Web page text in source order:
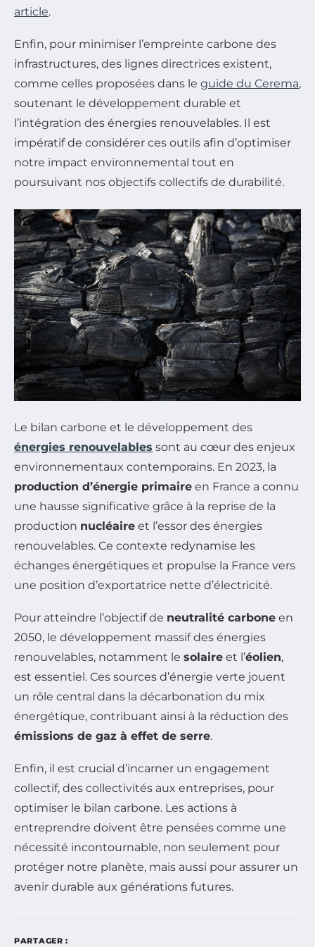
article.
Enfin, pour minimiser l’empreinte carbone des
infrastructures, des lignes directrices existent,
comme celles proposées dans le guide du Cerema,
soutenant le développement durable et
l’intégration des énergies renouvelables. Il est
impératif de considérer ces outils afin d’optimiser
notre impact environnemental tout en
poursuivant nos objectifs collectifs de durabilité.
Le bilan carbone et le développement des
énergies renouvelables sont au cœur des enjeux
environnementaux contemporains. En 2023, la
production d’énergie primaire en France a connu
une hausse significative grâce à la reprise de la
production nucléaire et l’essor des énergies
renouvelables. Ce contexte redynamise les
échanges énergétiques et propulse la France vers
une position d’exportatrice nette d’électricité.
Pour atteindre l’objectif de neutralité carbone en
2050, le développement massif des énergies
renouvelables, notamment le solaire et l’éolien,
est essentiel. Ces sources d’énergie verte jouent
un rôle central dans la décarbonation du mix
énergétique, contribuant ainsi à la réduction des
émissions de gaz à effet de serre.
Enfin, il est crucial d’incarner un engagement
collectif, des collectivités aux entreprises, pour
optimiser le bilan carbone. Les actions à
entreprendre doivent être pensées comme une
nécessité incontournable, non seulement pour
protéger notre planète, mais aussi pour assurer un
avenir durable aux générations futures.
PARTAGER :